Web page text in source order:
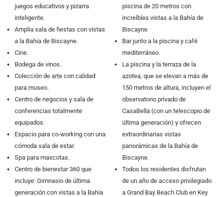
juegos educativos y pizarra
inteligente.
Amplia sala de fiestas con vistas
a la Bahía de Biscayne.
Cine.
Bodega de vinos.
Colección de arte con calidad
para museo.
Centro de negocios y sala de
conferencias totalmente
equipados.
Espacio para co-working con una
cómoda sala de estar.
Spa para mascotas.
Centro de bienestar 360 que
incluye: Gimnasio de última
generación con vistas a la Bahía
piscina de 20 metros con
increíbles vistas a la Bahía de
Biscayne.
Bar junto a la piscina y café
mediterráneo.
La piscina y la terraza de la
azotea, que se elevan a más de
150 metros de altura, incluyen el
observatorio privado de
CasaBella (con un telescopio de
última generación) y ofrecen
extraordinarias vistas
panorámicas de la Bahía de
Biscayne.
Todos los residentes disfrutan
de un año de acceso privilegiado
a Grand Bay Beach Club en Key